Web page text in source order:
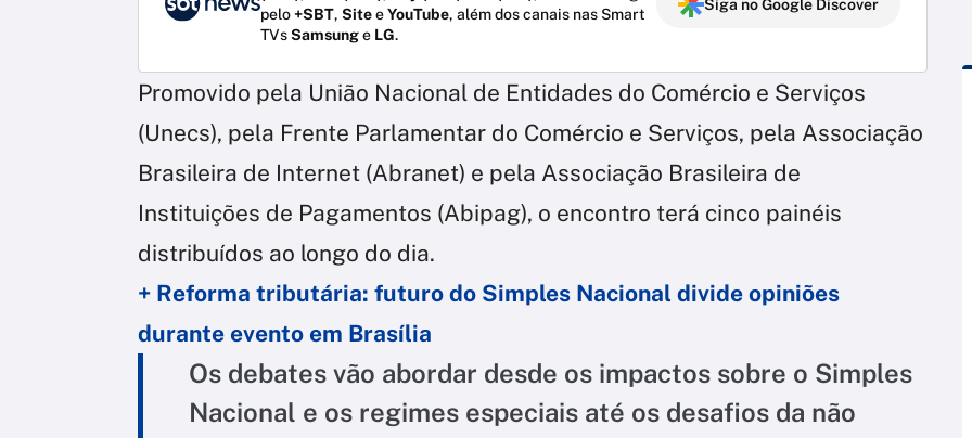
pelo+SBT, SiteeYouTube, além dos canais nas Smart
TVsSamsunge LG.
Siga no Google Discover
Promovido pela União Nacional de Entidades do Comércio e Serviços
(Unecs), pela Frente Parlamentar do Comércio e Serviços, pela Associação
Brasileira de Internet (Abranet) e pela Associação Brasileira de
Instituições de Pagamentos (Abipag), o encontro terá cinco painéis
distribuídos ao longo do dia.
+ Reforma tributária: futuro do Simples Nacional divide opiniões
durante evento em Brasília
Os debates vão abordar desde os impactos sobre o Simples
Nacional e os regimes especiais até os desafios da não